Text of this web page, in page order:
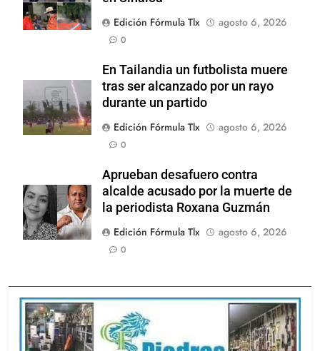
Edición Fórmula Tlx
agosto 6, 2026
0
En Tailandia un futbolista muere
tras ser alcanzado por un rayo
durante un partido
Edición Fórmula Tlx
agosto 6, 2026
0
Aprueban desafuero contra
alcalde acusado por la muerte de
la periodista Roxana Guzmán
Edición Fórmula Tlx
agosto 6, 2026
0